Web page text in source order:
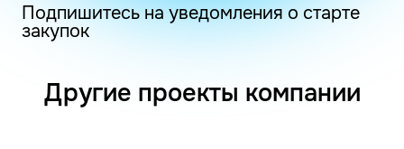
Подпишитесь на уведомления о старте
закупок
Другие проекты компании